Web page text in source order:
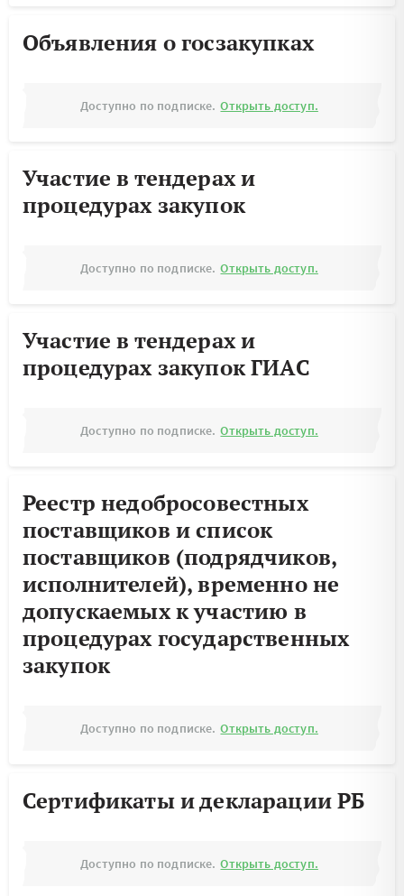
Объявления о госзакупках
Доступно по подписке. Открыть доступ.
Участие в тендерах и
процедурах закупок
Доступно по подписке. Открыть доступ.
Участие в тендерах и
процедурах закупок ГИАС
Доступно по подписке. Открыть доступ.
Реестр недобросовестных
поставщиков и список
поставщиков (подрядчиков,
исполнителей), временно не
допускаемых к участию в
процедурах государственных
закупок
Доступно по подписке. Открыть доступ.
Сертификаты и декларации РБ
Доступно по подписке. Открыть доступ.